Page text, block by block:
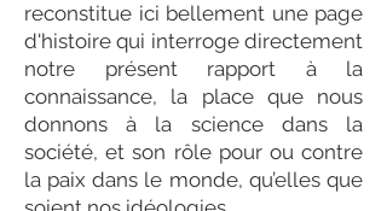
reconstitue ici bellement une page
d'histoire qui interroge directement
notre présent rapport à la
connaissance, la place que nous
donnons à la science dans la
société, et son rôle pour ou contre
la paix dans le monde, qu’elles que